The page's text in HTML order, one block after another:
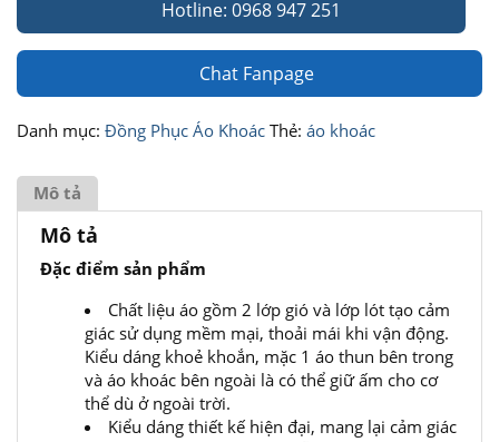
Hotline: 0968 947 251
Chat Fanpage
Danh mục: Đồng Phục Áo Khoác Thẻ: áo khoác
Mô tả
Mô tả
Đặc điểm sản phẩm
Chất liệu áo gồm 2 lớp gió và lớp lót tạo cảm
giác sử dụng mềm mại, thoải mái khi vận động.
Kiểu dáng khoẻ khoắn, mặc 1 áo thun bên trong
và áo khoác bên ngoài là có thể giữ ấm cho cơ
thể dù ở ngoài trời.
Kiểu dáng thiết kế hiện đại, mang lại cảm giác